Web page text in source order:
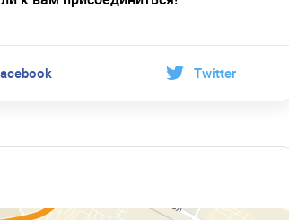
Twitter